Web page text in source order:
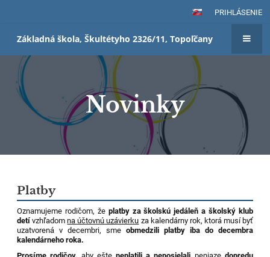
PRIHLÁSENIE
Základná škola, Škultétyho 2326/11, Topoľčany
Novinky
Platby
Oznamujeme rodičom, že platby za školskú jedáleň a školský klub
detí vzhľadomna účtovnú uzávierku za kalendárny rok, ktorá musí byť
uzatvorená v decembri, sme obmedzili platby iba do decembra
kalendárneho roka.